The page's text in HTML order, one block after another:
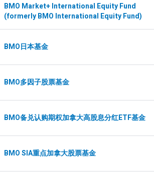
BMO Market+ International Equity Fund
(formerly BMO International Equity Fund)
BMO日本基金
BMO多因子股票基金
BMO备兑认购期权加拿大高股息分红ETF基金
BMO SIA重点加拿大股票基金